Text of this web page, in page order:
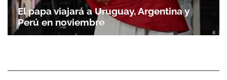
El papa viajará a Uruguay, Argentina y
Perú en noviembre